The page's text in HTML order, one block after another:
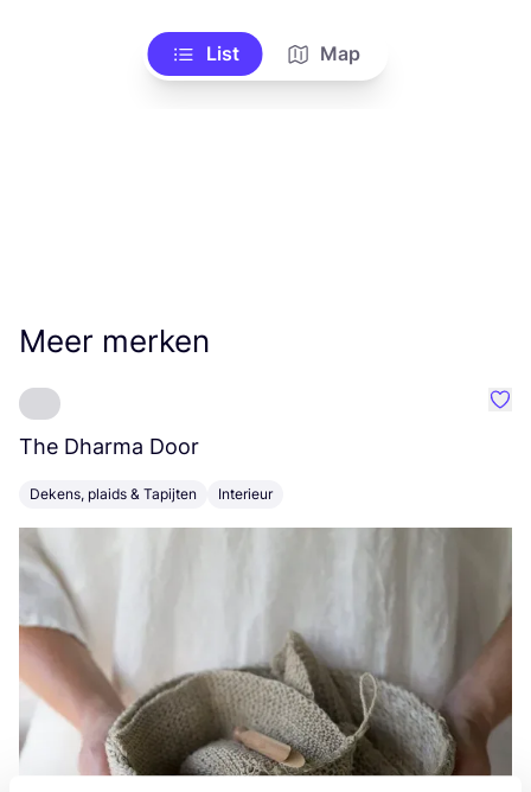
List Map
Meer merken
The Dharma Door
Dekens, plaids & Tapijten Interieur